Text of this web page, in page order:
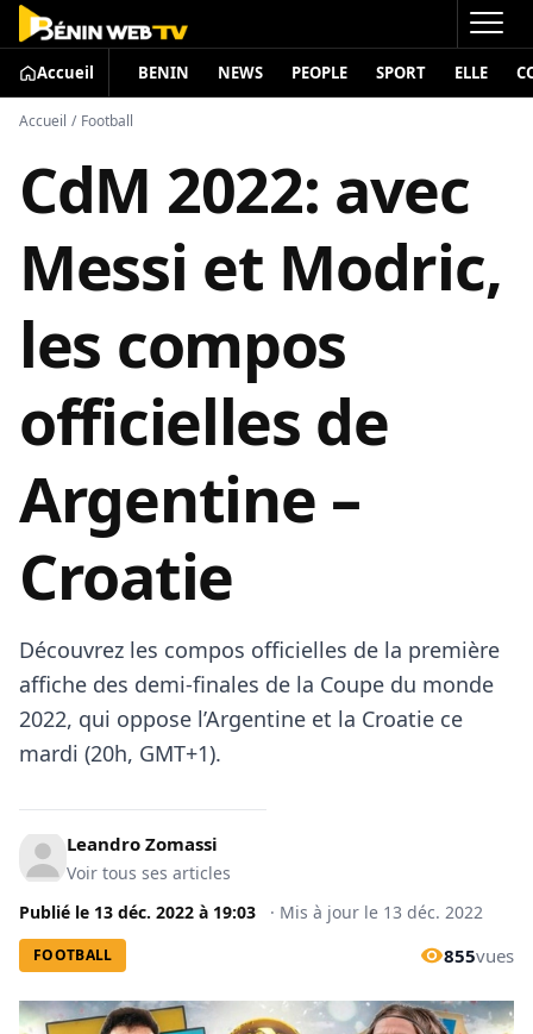
Accueil BENIN NEWS PEOPLE SPORT ELLE
Accueil / Football
CdM 2022: avec
Messi et Modric,
les compos
officielles de
Argentine –
Croatie
Découvrez les compos officielles de la première
affiche des demi-finales de la Coupe du monde
2022, qui oppose l’Argentine et la Croatie ce
mardi (20h, GMT+1).
Leandro Zomassi
Voir tous ses articles
Publié le 13 déc. 2022 à 19:03 · Mis à jour le 13 déc. 2022
FOOTBALL 855vues